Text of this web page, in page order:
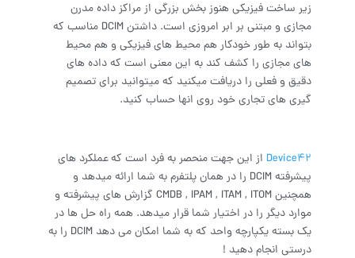
زیر ساخت فیزیکی هنوز بخش بزرگی از مراکز داده مدرن
مجازی و مبتنی بر ابر امروزی است. داشتن DCIM مناسب که
بتواند به طور خودکار هم محیط های فیزیکی و هم محیط
های مجازی را کشف کند به این معنی است که داده های
دقیق و فعلی را دریافت میکنید که میتوانید برای تصمیم
گیری های تجاری خود روی انها حساب کنید.
Device42 از این جهت منحصر به فرد است که عملکرد های
پیشرفته DCIM را در همان پلتفرم به شما ارائه میدهد و
همچنین CMDB , IPAM , ITAM , ITOM گزارش های پیشرفته و
موارد دیگر را در اختیار شما قرار میدهد. همه راه حل ها در
یک بسته یکپارچه واحد که به شما امکان می دهد DCIM را به
درستی انجام دهید !